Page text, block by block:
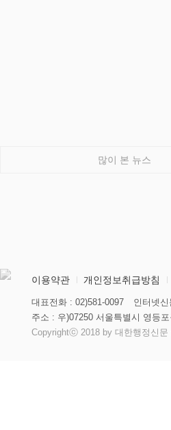
많이 본 뉴스
이용약관 개인정보취급방침
대표전화 : 02)581-0097 인터넷
주소 : 우)07250 서울특별시 영등
Copyrightⓒ 2018 by 대한행정신문